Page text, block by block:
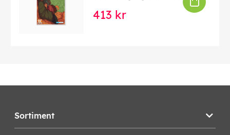
413 kr
Sortiment